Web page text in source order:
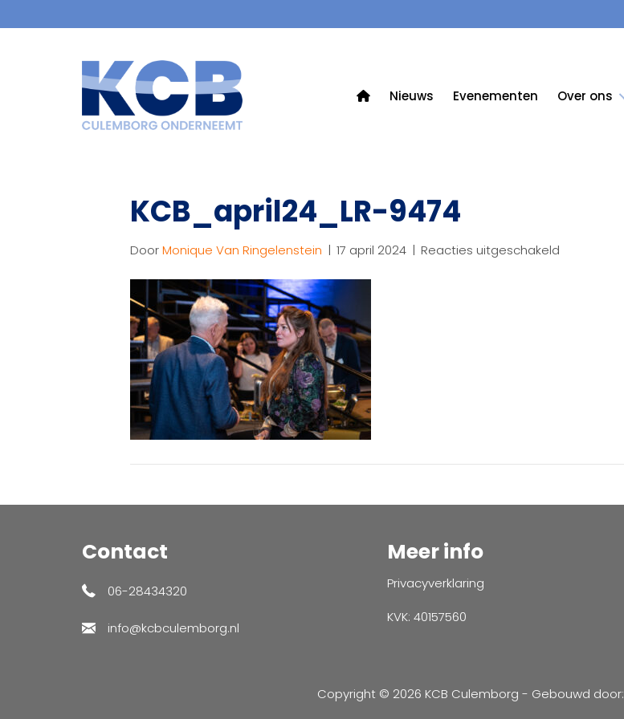
Nieuws Evenementen Over ons
KCB_april24_LR-9474
DoorMonique Van Ringelenstein | 17 april 2024 | Reacties uitgeschakeld
Contact
06-28434320
info@kcbculemborg.nl
Meer info
Privacyverklaring
KVK: 40157560
Copyright © 2026 KCB Culemborg - Gebouwd door: